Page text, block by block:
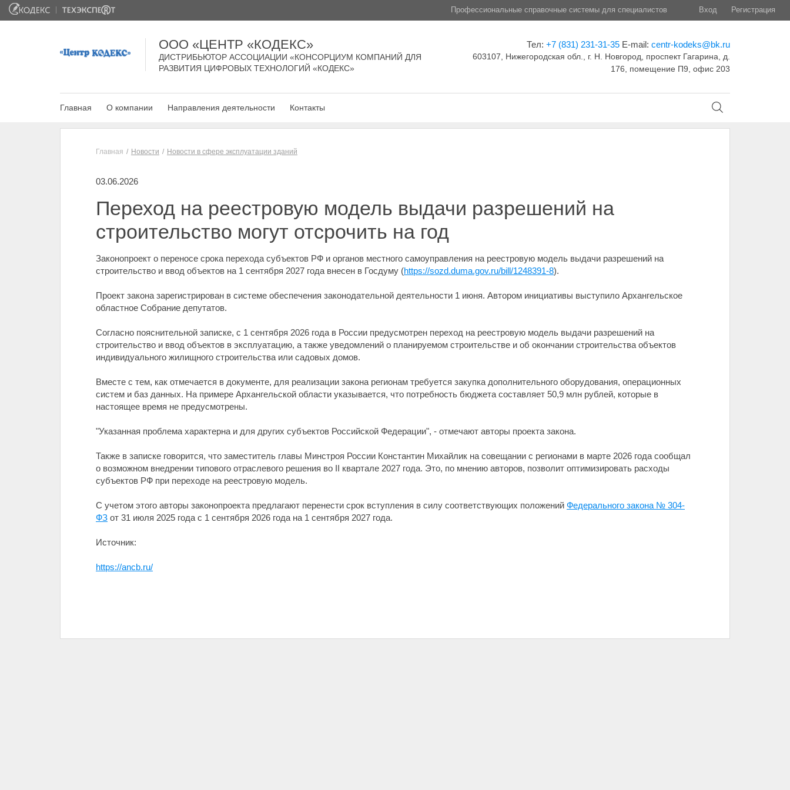
Профессиональные справочные системы для специалистов Вход Регистрация
ООО «ЦЕНТР «КОДЕКС»
ДИСТРИБЬЮТОР АССОЦИАЦИИ «КОНСОРЦИУМ КОМПАНИЙ ДЛЯ
РАЗВИТИЯ ЦИФРОВЫХ ТЕХНОЛОГИЙ «КОДЕКС»
Тел: +7 (831) 231-31-35 E-mail: centr-kodeks@bk.ru
603107, Нижегородская обл., г. Н. Новгород, проспект Гагарина, д.
176, помещение П9, офис 203
Главная О компании Направления деятельности Контакты
Главная Новости Новости в сфере эксплуатации зданий
03.06.2026
Переход на реестровую модель выдачи разрешений на
строительство могут отсрочить на год
Законопроект о переносе срока перехода субъектов РФ и органов местного самоуправления на реестровую модель выдачи разрешений на
строительство и ввод объектов на 1 сентября 2027 года внесен в Госдуму (https://sozd.duma.gov.ru/bill/1248391-8).
Проект закона зарегистрирован в системе обеспечения законодательной деятельности 1 июня. Автором инициативы выступило Архангельское
областное Собрание депутатов.
Согласно пояснительной записке, с 1 сентября 2026 года в России предусмотрен переход на реестровую модель выдачи разрешений на
строительство и ввод объектов в эксплуатацию, а также уведомлений о планируемом строительстве и об окончании строительства объектов
индивидуального жилищного строительства или садовых домов.
Вместе с тем, как отмечается в документе, для реализации закона регионам требуется закупка дополнительного оборудования, операционных
систем и баз данных. На примере Архангельской области указывается, что потребность бюджета составляет 50,9 млн рублей, которые в
настоящее время не предусмотрены.
"Указанная проблема характерна и для других субъектов Российской Федерации", - отмечают авторы проекта закона.
Также в записке говорится, что заместитель главы Минстроя России Константин Михайлик на совещании с регионами в марте 2026 года сообщал
о возможном внедрении типового отраслевого решения во II квартале 2027 года. Это, по мнению авторов, позволит оптимизировать расходы
субъектов РФ при переходе на реестровую модель.
С учетом этого авторы законопроекта предлагают перенести срок вступления в силу соответствующих положений Федерального закона № 304-
ФЗ от 31 июля 2025 года с 1 сентября 2026 года на 1 сентября 2027 года.
Источник:
https://ancb.ru/